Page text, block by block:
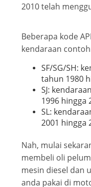
2010 telah
Beberapa kode
kendaraan
SF/SG/SH:
tahun 1980
SJ:
1996 hingga
SL:
2001 hingga
Nah, mulai
membeli oli
mesin diesel dan
anda pakai di